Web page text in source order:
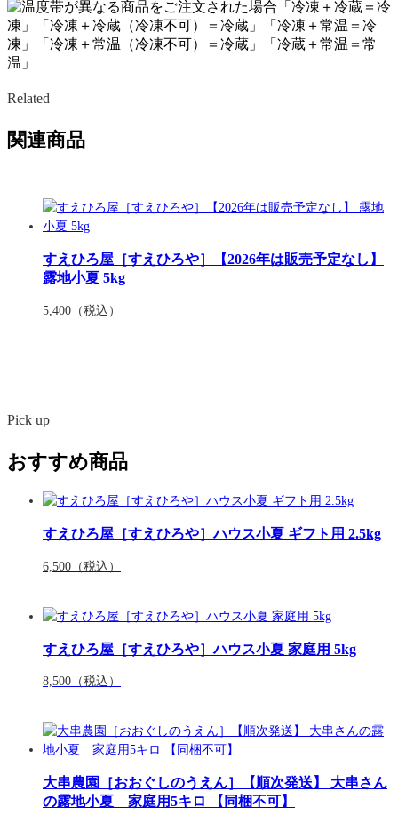
Related
関連商品
すえひろ屋［すえひろや］【2026年は販売予定なし】
露地小夏 5kg
5,400 （税込）
Pick up
おすすめ商品
すえひろ屋［すえひろや］ハウス小夏 ギフト用 2.5kg
6,500 （税込）
すえひろ屋［すえひろや］ハウス小夏 家庭用 5kg
8,500 （税込）
大串農園［おおぐしのうえん］【順次発送】 大串さん
の露地小夏 家庭用5キロ 【同梱不可】